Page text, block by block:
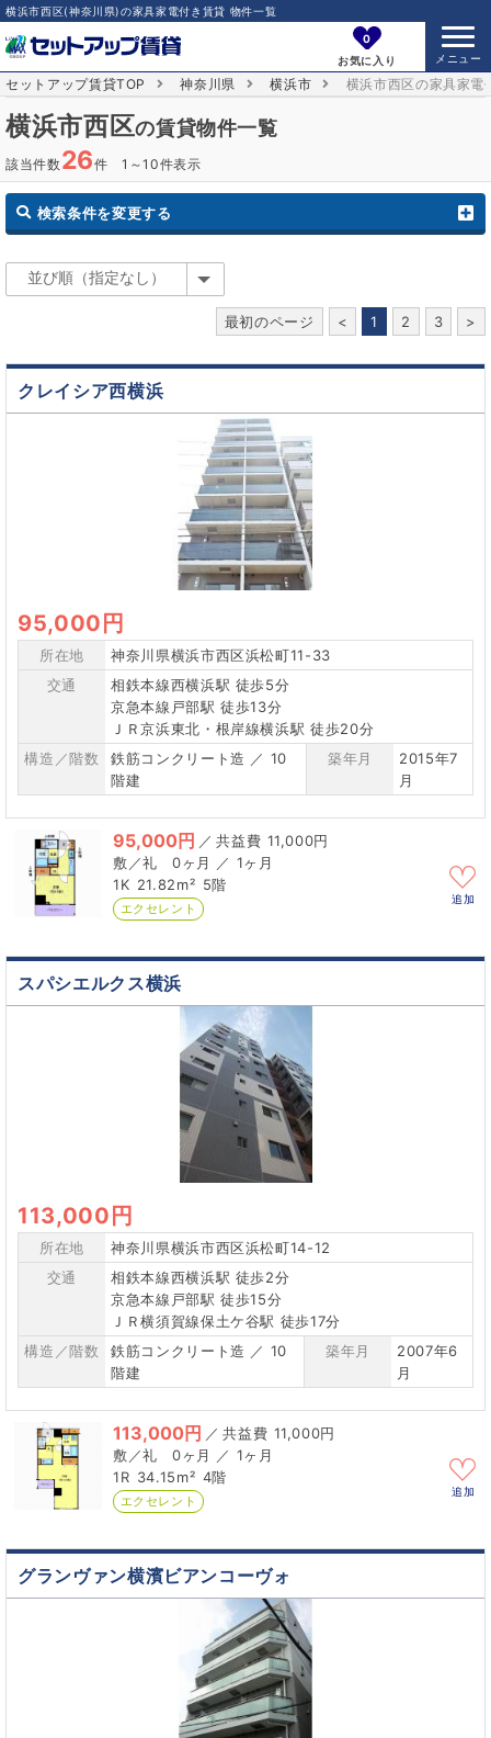
横浜市西区(神奈川県)の家具家電付き賃貸 物件一覧
0
お気に入り
セットアップ賃貸TOP 神奈川県 横浜市 横浜市西区の家具家電
横浜市西区の賃貸物件一覧
該当件数26件 1～10件表示
検索条件を変更する
最初のページ < 1 2 3 >
クレイシア西横浜
95,000円
所在地
神奈川県横浜市西区浜松町11-33
交通
相鉄本線西横浜駅 徒歩5分
京急本線戸部駅 徒歩13分
ＪＲ京浜東北・根岸線横浜駅 徒歩20分
構造／階数
鉄筋コンクリート造 ／ 10
階建
築年月
2015年7
月
95,000円 ／
11,000円
0ヶ月 ／ 1ヶ月
1K 21.82m² 5階
エクセレント
追加
スパシエルクス横浜
113,000円
所在地
神奈川県横浜市西区浜松町14-12
交通
相鉄本線西横浜駅 徒歩2分
京急本線戸部駅 徒歩15分
ＪＲ横須賀線保土ケ谷駅 徒歩17分
構造／階数
鉄筋コンクリート造 ／ 10
階建
築年月
2007年6
月
113,000円 ／
11,000円
0ヶ月 ／ 1ヶ月
1R 34.15m² 4階
エクセレント
追加
グランヴァン横濱ビアンコーヴォ